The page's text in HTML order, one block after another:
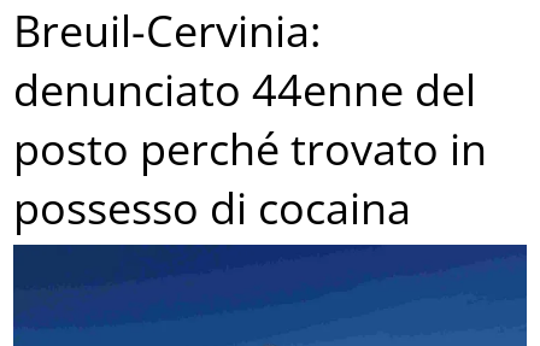
Breuil-Cervinia:
denunciato 44enne del
posto perché trovato in
possesso di cocaina